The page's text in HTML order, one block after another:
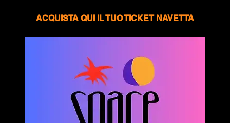
ACQUISTA QUI IL TUO TICKET NAVETTA